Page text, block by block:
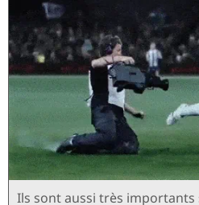
Ils sont aussi très